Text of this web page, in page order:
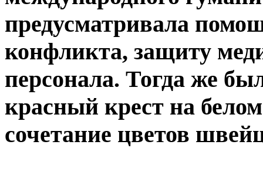
предусматривала
конфликта, защиту
персонала. Тогда же
красный крест на
сочетание цветов